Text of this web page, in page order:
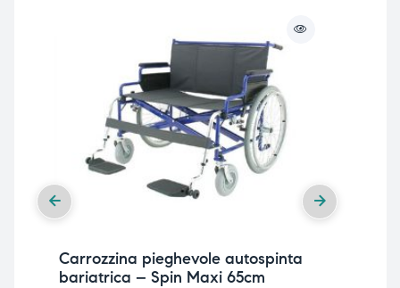
Carrozzina pieghevole autospinta
bariatrica – Spin Maxi 65cm